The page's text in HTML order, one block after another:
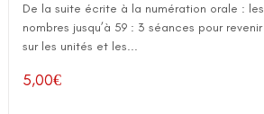
De la suite écrite à la numération orale : les
nombres jusqu’à 59 : 3 séances pour revenir
sur les unités et les...
5,00€